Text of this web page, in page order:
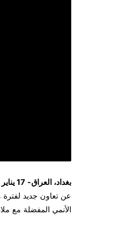
بغداد، العراق- 17 يناير 2024
الأنمي المفضلة مع